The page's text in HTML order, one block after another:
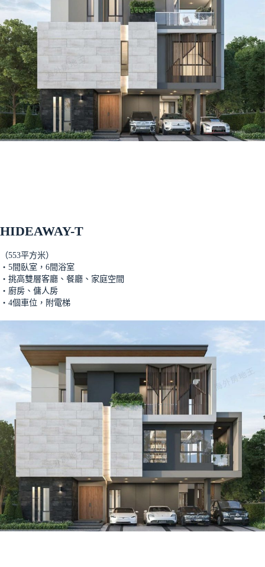
HIDEAWAY-T
（553平方米）
‧5間臥室，6間浴室
‧挑高雙層客廳、餐廳、家庭空間
‧廚房、傭人房
‧4個車位，附電梯